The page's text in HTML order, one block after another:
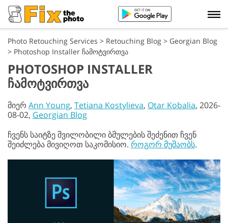
Photo Retouching Services > Retouching Blog > Georgian Blog
> Photoshop Installer ჩამოტვირთვა
PHOTOSHOP INSTALLER
ᲩᲐᲛᲝᲢᲕᲘᲠᲗᲕᲐ
მიერ Ann Young, Tetiana Kostylieva, Otar Kobalia, 2026-
08-02, Georgian Blog
ჩვენს საიტზე შვილობილი ბმულების შეძენით ჩვენ
შეიძლება მივიღოთ საკომისიო. როგორ მუშაობს.